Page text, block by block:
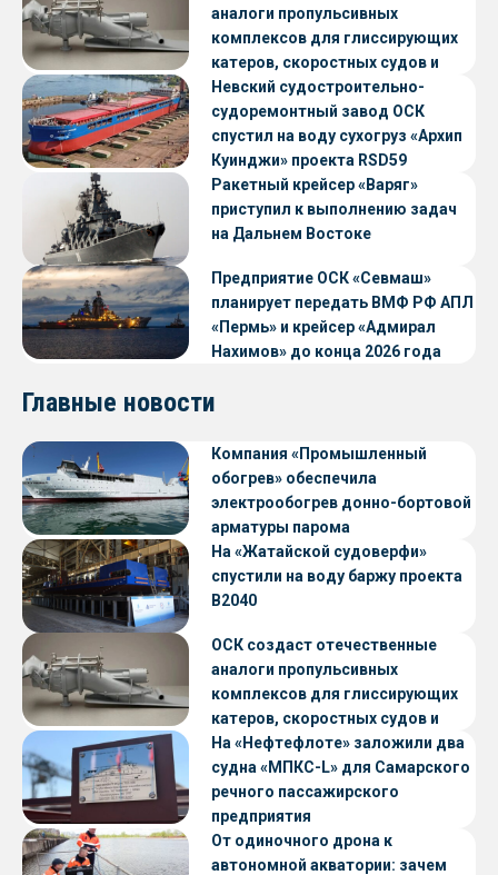
аналоги пропульсивных
комплексов для глиссирующих
катеров, скоростных судов и
судов с малой осадкой
Невский судостроительно-
судоремонтный завод ОСК
спустил на воду сухогруз «Архип
Куинджи» проекта RSD59
Ракетный крейсер «Варяг»
приступил к выполнению задач
на Дальнем Востоке
Предприятие ОСК «Севмаш»
планирует передать ВМФ РФ АПЛ
«Пермь» и крейсер «Адмирал
Нахимов» до конца 2026 года
Главные новости
Компания «Промышленный
обогрев» обеспечила
электрообогрев донно-бортовой
арматуры парома
«Петропавловск» проекта CNF22
На «Жатайской судоверфи»
спустили на воду баржу проекта
В2040
ОСК создаст отечественные
аналоги пропульсивных
комплексов для глиссирующих
катеров, скоростных судов и
судов с малой осадкой
На «Нефтефлоте» заложили два
судна «МПКС-L» для Самарского
речного пассажирского
предприятия
От одиночного дрона к
автономной акватории: зачем